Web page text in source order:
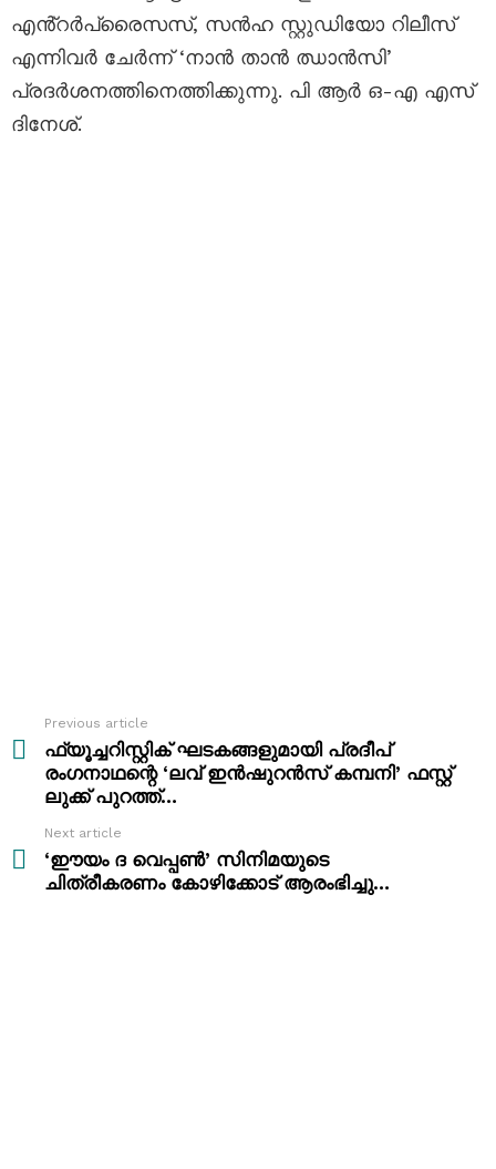
എൻ്റർപ്രൈസസ്, സൻഹ സ്റ്റുഡിയോ റിലീസ്
എന്നിവർ ചേർന്ന് ‘നാൻ താൻ ഝാൻസി’
പ്രദർശനത്തിനെത്തിക്കുന്നു. പി ആർ ഒ-എ എസ്
ദിനേശ്.
more
Previous article
ഫ്യൂച്ചറിസ്റ്റിക് ഘടകങ്ങളുമായി പ്രദീപ്
രംഗനാഥന്റെ ‘ലവ് ഇൻഷുറൻസ് കമ്പനി’ ഫസ്റ്റ്
ലുക്ക് പുറത്ത്…
Next article
‘ഈയം ദ വെപ്പൺ’ സിനിമയുടെ
ചിത്രീകരണം കോഴിക്കോട് ആരംഭിച്ചു…